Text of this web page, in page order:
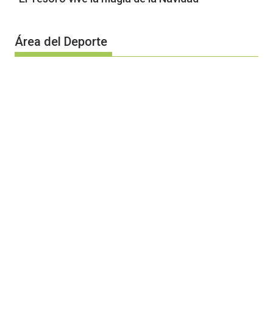
Área del Deporte